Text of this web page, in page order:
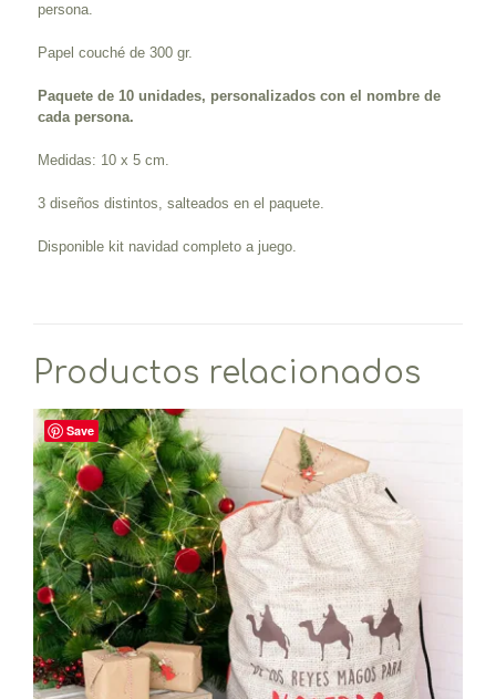
persona.
Papel couché de 300 gr.
Paquete de 10 unidades, personalizados con el nombre de
cada persona.
Medidas: 10 x 5 cm.
3 diseños distintos, salteados en el paquete.
Disponible kit navidad completo a juego.
Productos relacionados
Save